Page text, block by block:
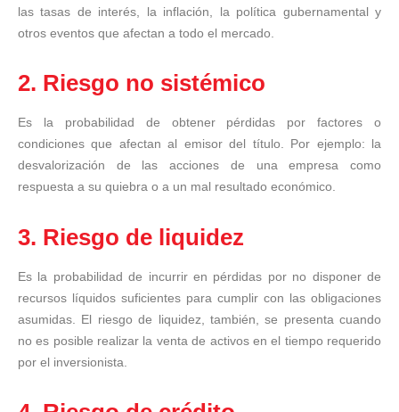
las tasas de interés, la inflación, la política gubernamental y
otros eventos que afectan a todo el mercado.
2. Riesgo no sistémico
Es la probabilidad de obtener pérdidas por factores o
condiciones que afectan al emisor del título. Por ejemplo: la
desvalorización de las acciones de una empresa como
respuesta a su quiebra o a un mal resultado económico.
3. Riesgo de liquidez
Es la probabilidad de incurrir en pérdidas por no disponer de
recursos líquidos suficientes para cumplir con las obligaciones
asumidas. El riesgo de liquidez, también, se presenta cuando
no es posible realizar la venta de activos en el tiempo requerido
por el inversionista.